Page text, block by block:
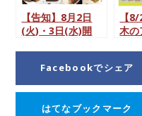
【告知】8月2日
(火)・3日(水)開
【
木の
催！
Facebookでシェア
はてなブックマーク